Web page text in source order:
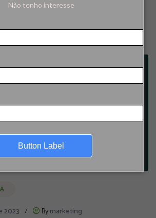
Não tenho interesse
Button Label
2023 / Bymarketing